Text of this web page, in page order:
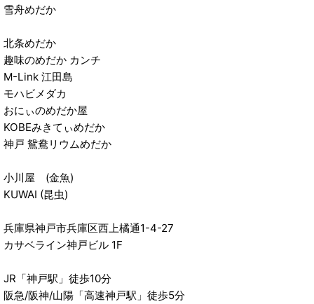
雪舟めだか
北条めだか
趣味のめだか カンチ
M-Link 江田島
モハビメダカ
おにぃのめだか屋
KOBEみきてぃめだか
神戸 鴛鴦リウムめだか
小川屋 (金魚)
KUWAI (昆虫)
兵庫県神戸市兵庫区西上橘通1-4-27
カサベライン神戸ビル 1F
JR「神戸駅」徒歩10分
阪急/阪神/山陽「高速神戸駅」徒歩5分